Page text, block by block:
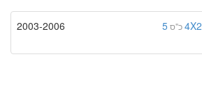
4X2
5
2003-2006